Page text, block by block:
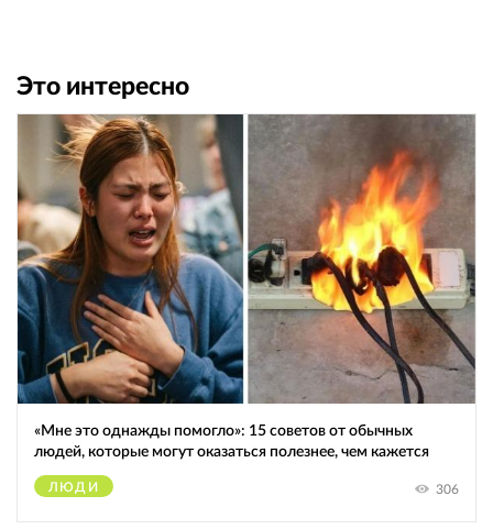
Это интересно
«Мне это однажды помогло»: 15 советов от обычных
людей, которые могут оказаться полезнее, чем кажется
ЛЮДИ 306